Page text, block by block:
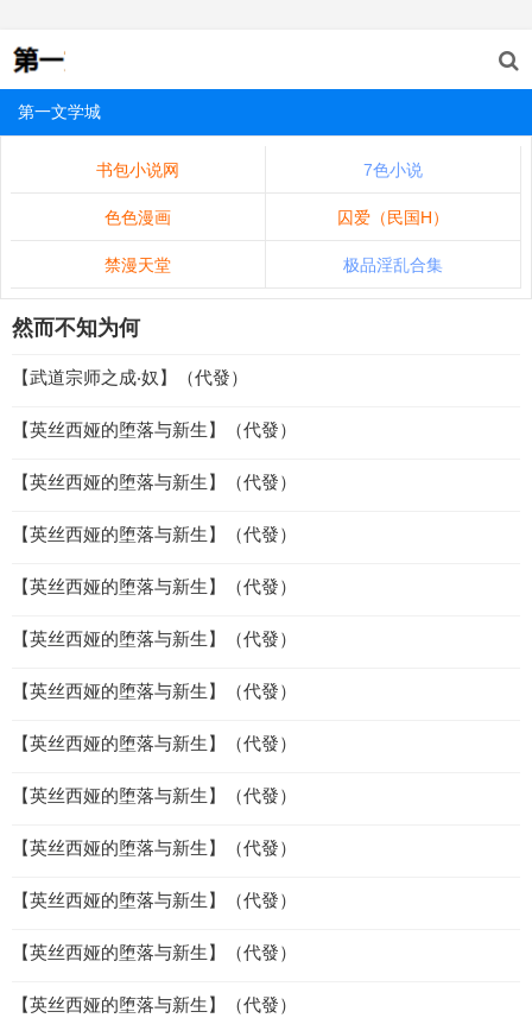
第一文学城
书包小说网 7色小说
色色漫画 囚爱（民国H）
禁漫天堂 极品淫乱合集
然而不知为何
【武道宗师之成‧奴】（代發）
【英丝西娅的堕落与新生】（代發）
【英丝西娅的堕落与新生】（代發）
【英丝西娅的堕落与新生】（代發）
【英丝西娅的堕落与新生】（代發）
【英丝西娅的堕落与新生】（代發）
【英丝西娅的堕落与新生】（代發）
【英丝西娅的堕落与新生】（代發）
【英丝西娅的堕落与新生】（代發）
【英丝西娅的堕落与新生】（代發）
【英丝西娅的堕落与新生】（代發）
【英丝西娅的堕落与新生】（代發）
【英丝西娅的堕落与新生】（代發）